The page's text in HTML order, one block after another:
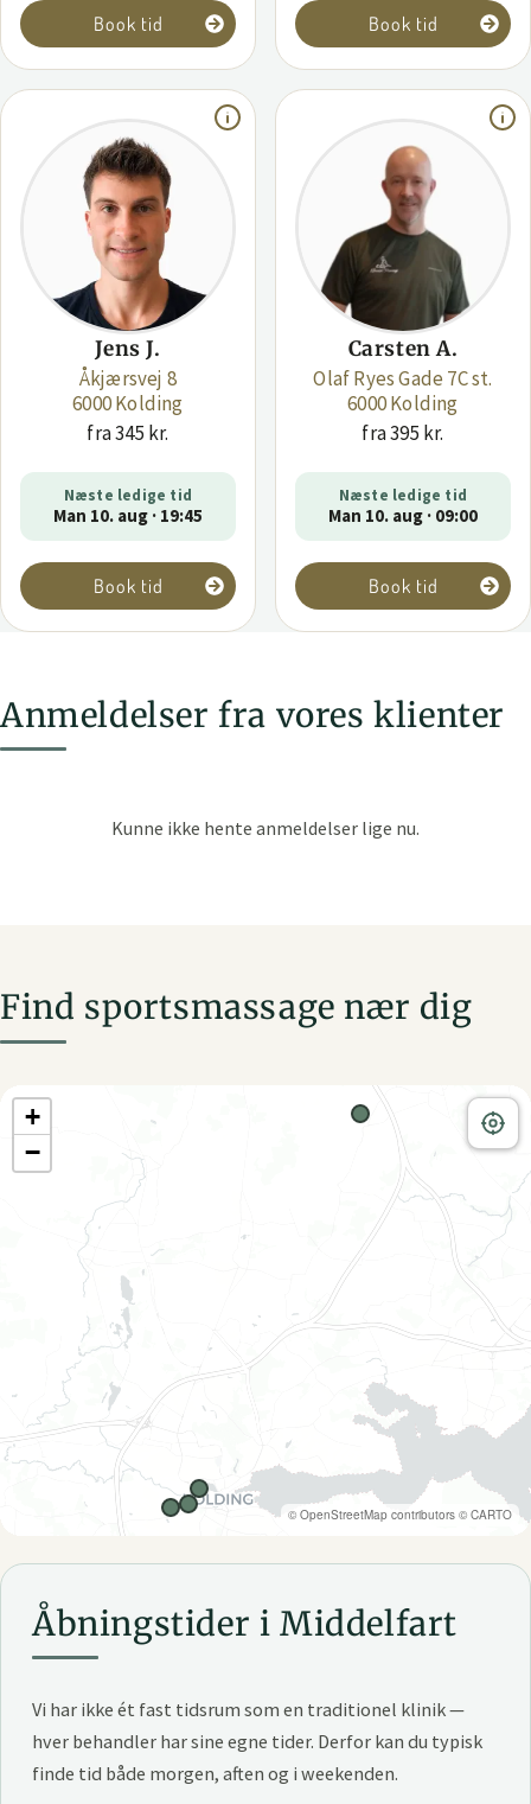
Book tid Book tid
Jens J.
Åkjærsvej 8
6000 Kolding
fra 345 kr.
Næste ledige tid
Man 10. aug · 19:45
Book tid
Carsten A.
Olaf Ryes Gade 7C st.
6000 Kolding
fra 395 kr.
Næste ledige tid
Man 10. aug · 09:00
Book tid
Anmeldelser fra vores klienter
Find sportsmassage nær dig
+
−
© OpenStreetMap contributors © CARTO
Åbningstider i Middelfart
Vi har ikke ét fast tidsrum som en traditionel klinik —
hver behandler har sine egne tider. Derfor kan du typisk
finde tid både morgen, aften og i weekenden.